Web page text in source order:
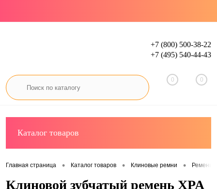
Регистрация
+7 (800) 500-38-22
+7 (495) 540-44-43
0 0
Каталог товаров
Главная страница • Каталог товаров • Клиновые ремни • Ремень
Клиновой зубчатый ремень XPA